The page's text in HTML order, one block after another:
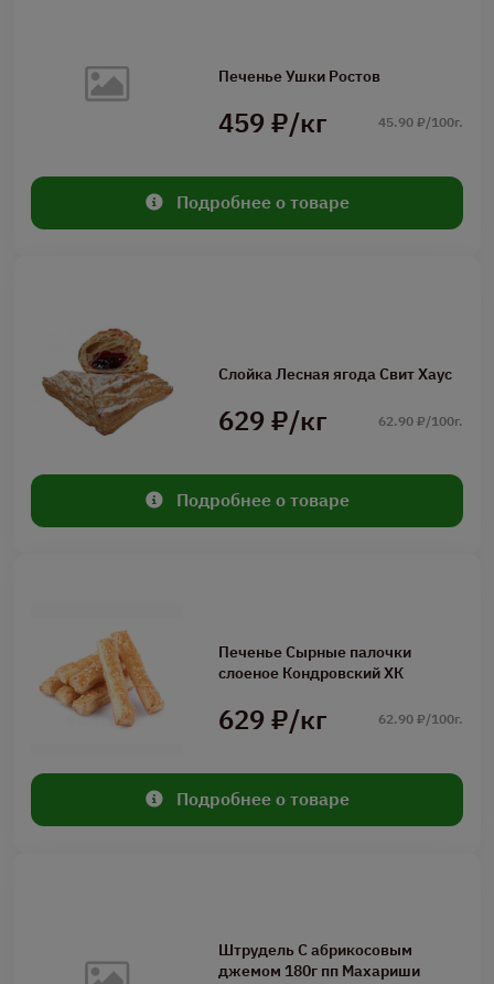
Печенье Ушки Ростов
459 ₽/кг 45.90 ₽/100г.
Подробнее о товаре
Слойка Лесная ягода Свит Хаус
629 ₽/кг 62.90 ₽/100г.
Подробнее о товаре
Печенье Сырные палочки
слоеное Кондровский ХК
629 ₽/кг 62.90 ₽/100г.
Подробнее о товаре
Штрудель С абрикосовым
джемом 180г пп Махариши